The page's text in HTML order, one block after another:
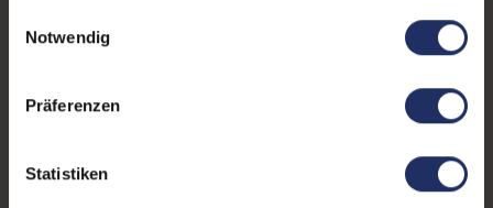
Weitere Informationen finden Sie in
Notwendig
Präferenzen
Statistiken
Windows 11 Professional
Schnittstellen: , 1x LAN RJ-45
, 1x
, 1x USB 3
Deutsch (QWERTZ) ohne